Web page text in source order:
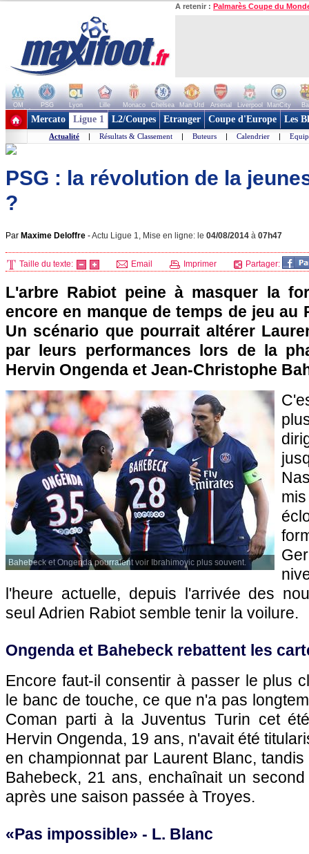
A retenir : Palmarès Coupe du
OM PSG Lyon Lille Monaco Chelsea Man Utd Arsenal Liverpool ManCity
+ de clubs
Mercato Ligue 1 L2/Coupes Etranger Coupe d'Europe Les
Actualité | Résultats & Classement | Buteurs | Calendrier |
PSG : la révolution de la
?
Par Maxime Deloffre -Actu Ligue 1, Mise en ligne: le 04/08/2014 à 07h47
Taille du texte: Email Imprimer Partager:
L'arbre Rabiot peine à masquer la
encore en manque de temps de jeu au
Un scénario que pourrait altérer
par leurs performances lors de la
Hervin Ongenda et Jean-Christophe
Bahebeck et Ongenda pourraient voir Ibrahimovic plus souvent.
l'heure actuelle, depuis l'arrivée des
seul Adrien Rabiot semble tenir la voilure.
Ongenda et Bahebeck rebattent les
Encore faut-il consentir à passer le plus
le banc de touche, ce que n'a pas
Coman parti à la Juventus Turin cet
Hervin Ongenda, 19 ans, n'avait été
en championnat par Laurent Blanc,
Bahebeck, 21 ans, enchaînait un
après une saison passée à Troyes.
«Pas impossible» - L. Blanc